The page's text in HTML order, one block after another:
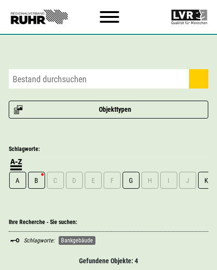
Objekttypen
Gefundene Objekte: 4
Schlagworte:
A B C D E F G H I J K
Ihre Recherche - Sie suchen:
Schlagworte: Bankgebäude